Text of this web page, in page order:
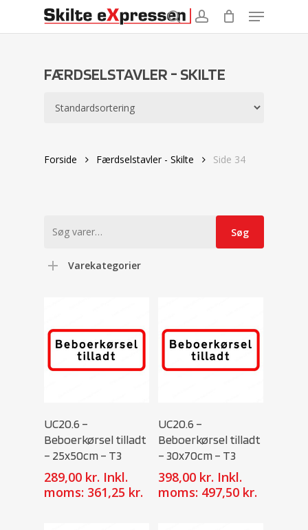
searchaccount
Menu
FÆRDSELSTAVLER - SKILTE
Forside Færdselstavler - Skilte Side 34
efter:
Søg
Varekategorier
UC20.6 –
Beboerkørsel tilladt
– 25x50cm – T3
289,00 kr. Inkl.
moms: 361,25 kr.
UC20.6 –
Beboerkørsel tilladt
– 30x70cm – T3
398,00 kr. Inkl.
moms: 497,50 kr.